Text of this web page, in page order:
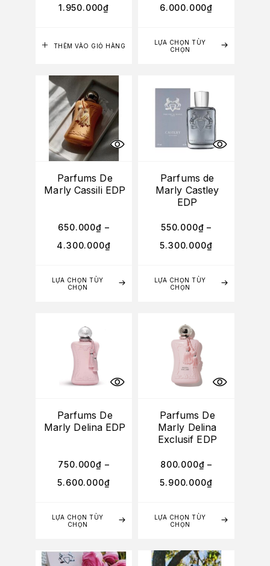
THÊM VÀO GIỎ HÀNG
1.950.000₫
LỰA CHỌN TÙY
CHỌN
6.000.000₫
LỰA CHỌN TÙY
CHỌN
Parfums De
Marly Cassili EDP
650.000₫ –
4.300.000₫
LỰA CHỌN TÙY
CHỌN
Parfums de
Marly Castley
EDP
550.000₫ –
5.300.000₫
LỰA CHỌN TÙY
CHỌN
Parfums De
Marly Delina EDP
750.000₫ –
5.600.000₫
LỰA CHỌN TÙY
CHỌN
Parfums De
Marly Delina
Exclusif EDP
800.000₫ –
5.900.000₫